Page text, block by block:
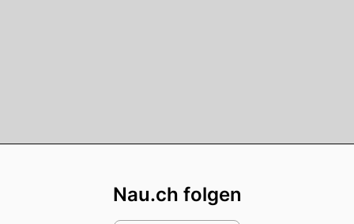
Nau.ch folgen